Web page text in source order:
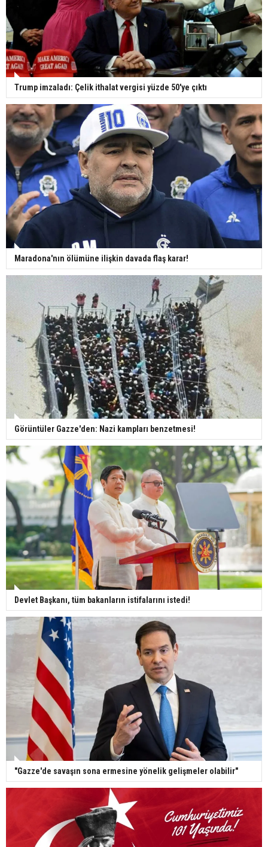
Trump imzaladı: Çelik ithalat vergisi yüzde 50'ye çıktı
Maradona'nın ölümüne ilişkin davada flaş karar!
Görüntüler Gazze'den: Nazi kampları benzetmesi!
Devlet Başkanı, tüm bakanların istifalarını istedi!
"Gazze'de savaşın sona ermesine yönelik gelişmeler olabilir"